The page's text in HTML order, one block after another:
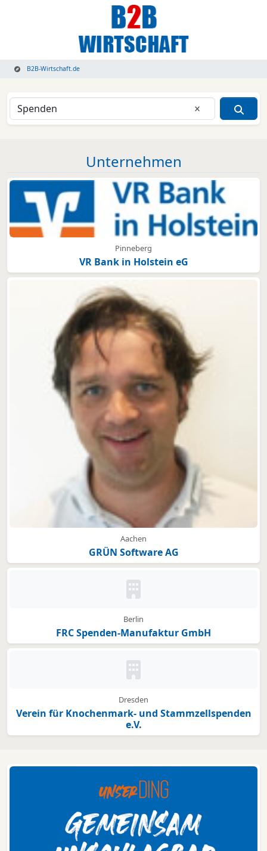
B2B-Wirtschaft.de
Eingabe
Unternehmen
Pinneberg
VR Bank in Holstein eG
Aachen
GRÜN Software AG
Kein Bild oder Logo hinterlegt
Berlin
FRC Spenden-Manufaktur GmbH
Kein Bild oder Logo hinterlegt
Dresden
Verein für Knochenmark- und Stammzellspenden
e.V.